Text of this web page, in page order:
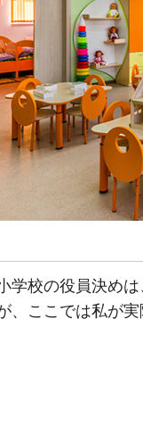
学校の役員決め
、ここでは私が